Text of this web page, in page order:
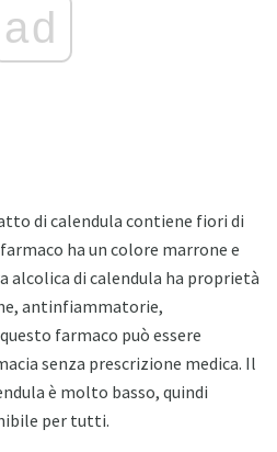
ad
di calendula contiene fiori di
ha un colore marrone e
alcolica di calendula ha proprietà
antinfiammatorie,
farmaco può essere
senza prescrizione medica. Il
è molto basso, quindi
per tutti.